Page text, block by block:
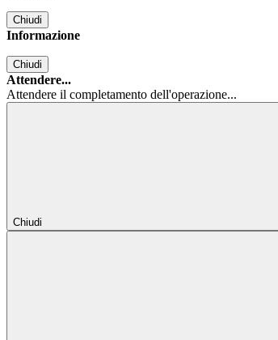
Chiudi
Informazione
Chiudi
Attendere...
Attendere il completamento dell'operazione...
Chiudi